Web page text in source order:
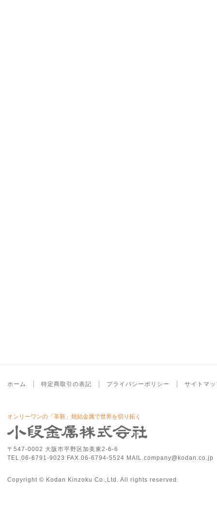
ホーム 特定商取引の表記 プライバシーポリシー サイトマ
オンリーワンの「革新」焼結金属で世界を切り拓く
〒547-0002 大阪市平野区加美東2-6-6
TEL.06-6791-9023 FAX.06-6794-5524 MAIL.company@kodan.co.jp
Copyright © Kodan Kinzoku Co.,Ltd. All rights reserved.